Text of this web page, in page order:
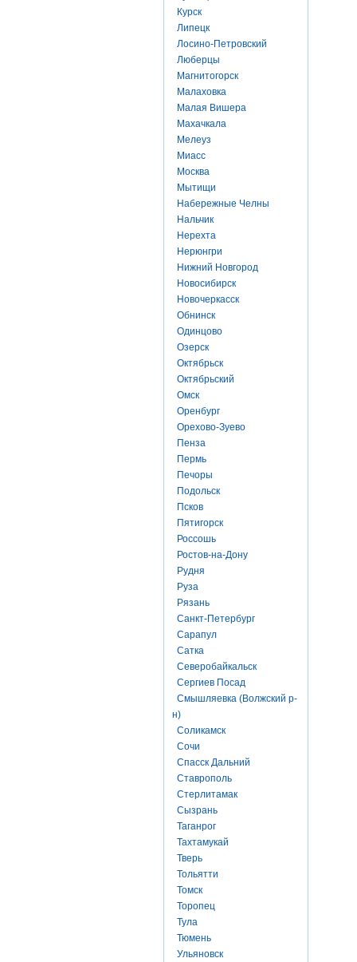
Курск
Липецк
Лосино-Петровский
Люберцы
Магнитогорск
Малаховка
Малая Вишера
Махачкала
Мелеуз
Миасс
Москва
Мытищи
Набережные Челны
Нальчик
Нерехта
Нерюнгри
Нижний Новгород
Новосибирск
Новочеркасск
Обнинск
Одинцово
Озерск
Октябрьск
Октябрьский
Омск
Оренбург
Орехово-Зуево
Пенза
Пермь
Печоры
Подольск
Псков
Пятигорск
Россошь
Ростов-на-Дону
Рудня
Руза
Рязань
Санкт-Петербург
Сарапул
Сатка
Северобайкальск
Сергиев Посад
Смышляевка (Волжский р-
н)
Соликамск
Сочи
Спасск Дальний
Ставрополь
Стерлитамак
Сызрань
Таганрог
Тахтамукай
Тверь
Тольятти
Томск
Торопец
Тула
Тюмень
Ульяновск